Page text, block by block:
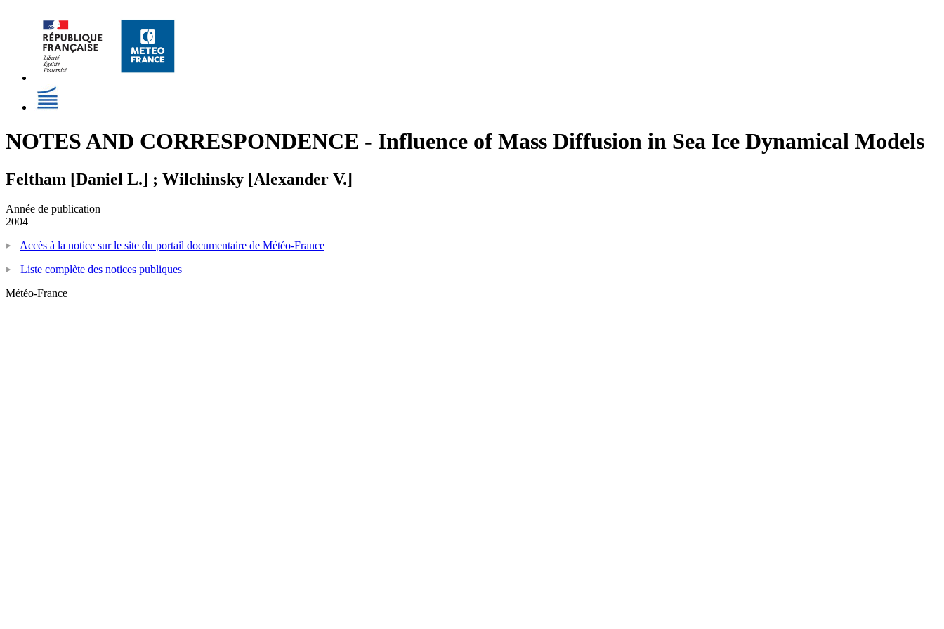
NOTES AND CORRESPONDENCE - Influence of Mass Diffusion in Sea Ice Dynamical Models
Feltham [Daniel L.] ; Wilchinsky [Alexander V.]
Année de publication
2004
Accès à la notice sur le site du portail documentaire de Météo-France
Liste complète des notices publiques
Météo-France